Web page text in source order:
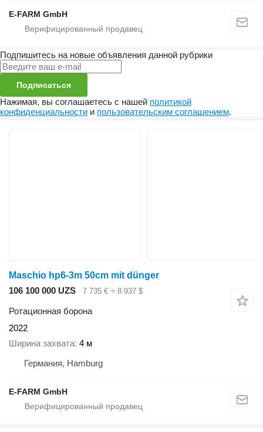
E-FARM GmbH
Подпишитесь на новые объявления данной рубрики
Подписаться
Нажимая, вы соглашаетесь с нашей политикой
конфиденциальности и пользовательским соглашением.
Maschio hp6-3m 50cm mit dünger
106 100 000 UZS
7 735 € ≈ 8 937 $
Ротационная борона
2022
Ширина захвата 4 м
Германия, Hamburg
E-FARM GmbH